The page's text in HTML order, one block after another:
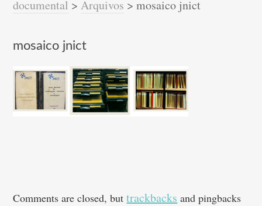
documental >Arquivos >mosaico jnict
mosaico jnict
Comments are closed, buttrackbacks and pingbacks